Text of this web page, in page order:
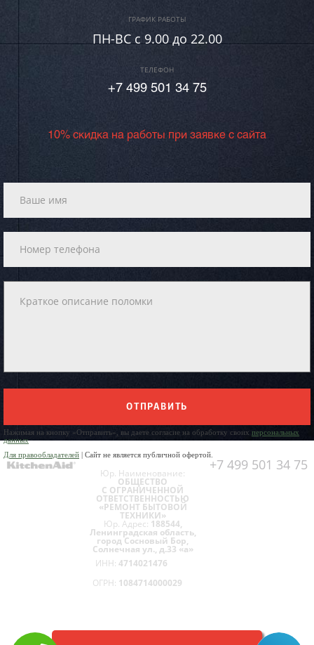
ГРАФИК РАБОТЫ
ПН-ВC c 9.00 до 22.00
ТЕЛЕФОН
+7 499 501 34 75
10% скидка на работы при заявке с сайта
ОТПРАВИТЬ
Нажимая на кнопку «Отправить», вы даете согласие на обработку своих персональных
данных
Для правообладателей | Сайт не является публичной офертой.
+7 499 501 34 75
Юр. Наименование:
ОБЩЕСТВО
С ОГРАНИЧЕННОЙ
ОТВЕТСТВЕННОСТЬЮ
«РЕМОНТ БЫТОВОЙ
ТЕХНИКИ»
Юр. Адрес: 188544,
Ленинградская область,
город Сосновый Бор,
Солнечная ул., д.33 «а»
ИНН: 4714021476
ОГРН: 1084714000029